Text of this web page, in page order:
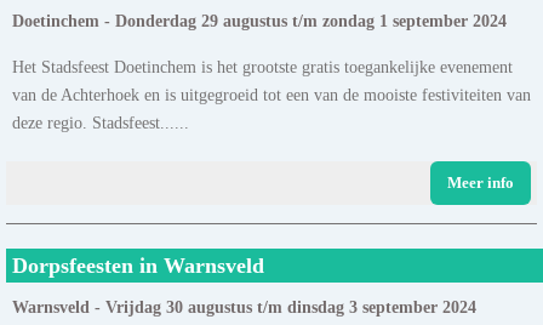
Doetinchem - Donderdag 29 augustus t/m zondag 1 september 2024
Het Stadsfeest Doetinchem is het grootste gratis toegankelijke evenement
van de Achterhoek en is uitgegroeid tot een van de mooiste festiviteiten van
deze regio. Stadsfeest......
Meer info
Dorpsfeesten in Warnsveld
Warnsveld - Vrijdag 30 augustus t/m dinsdag 3 september 2024